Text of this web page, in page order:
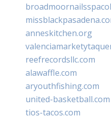
anneskitchen.org
reefrecordsllc.com
alawaffle.com
aryouthfishing.com
united-basketball.com
tios-tacos.com